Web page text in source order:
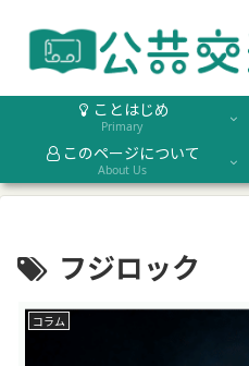
ことはじめ
Primary
このページについて
About Us
フジロック
コラム